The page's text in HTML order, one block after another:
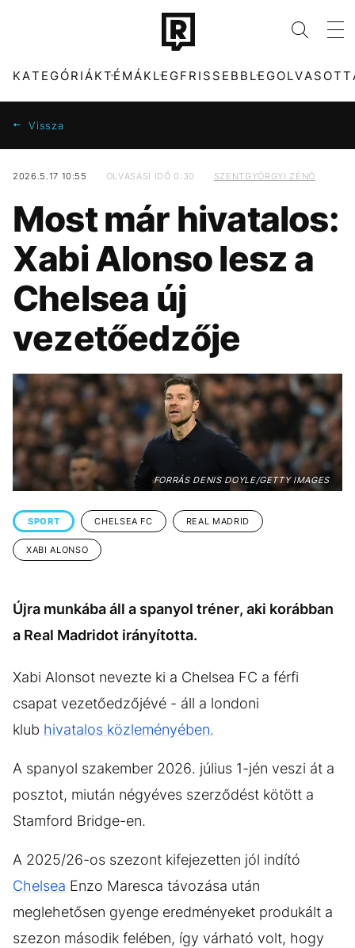
KATEGÓRIÁKTÉMÁKLEGFRISSEBB
ZENE DIVAT
KULTÚRA ENTR
FILM + SOROZAT TECH-TUDOMÁNY
SPORT TÁRSADALOM
UTAZÁS
ÉLETMÓD DESIGN
BESZÉLGETÉSEK ARCOK
VIDEÓ TÖRTÉNETEK
GASZTRO
DUNA MAGYARORSZÁG
TIKTOK HŐSÉG
CELEB MAJKA
MTVA FIDESZ
Vissza
2026.5.17 10:55 OLVASÁSI IDŐ 0:30 SZENTGYÖRGYI ZÉNÓ
Most már hivatalos:
Xabi Alonso lesz a
Chelsea új
vezetőedzője
FORRÁS DENIS DOYLE/GETTY IMAGES
SPORT CHELSEA FC REAL MADRID
XABI ALONSO
Újra munkába áll a spanyol tréner, aki korábban
a Real Madridot irányította.
Xabi Alonsot nevezte ki a Chelsea FC a férfi
csapat vezetőedzőjévé - áll a londoni
klub hivatalos közleményében.
A spanyol szakember 2026. július 1-jén veszi át a
posztot, miután négyéves szerződést kötött a
Stamford Bridge-en.
A 2025/26-os szezont kifejezetten jól indító
Chelsea Enzo Maresca távozása után
meglehetősen gyenge eredményeket produkált a
szezon második felében, így várható volt, hogy